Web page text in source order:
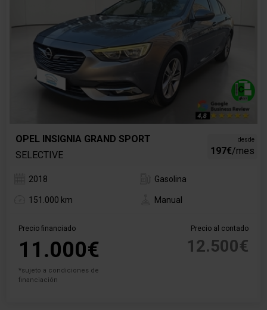
OPEL INSIGNIA GRAND SPORT
SELECTIVE
desde
197€/mes
2018 Gasolina
151.000 km Manual
Precio financiado
11.000€
*sujeto a condiciones de
financiación
Precio al contado
12.500€